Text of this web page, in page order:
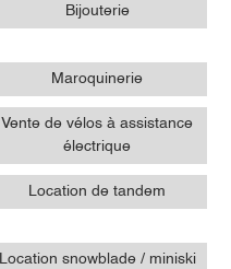
Bijouterie
Maroquinerie
Vente de vélos à assistance
électrique
Location de tandem
Location snowblade / miniski